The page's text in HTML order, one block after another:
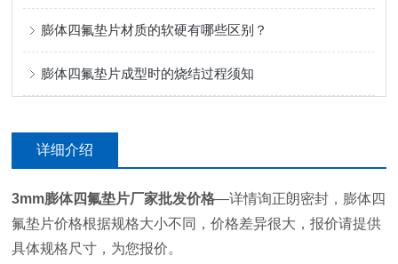
膨体四氟垫片材质的软硬有哪些区别？
膨体四氟垫片成型时的烧结过程须知
详细介绍
3mm膨体四氟垫片厂家批发价格—详情询正朗密封，膨体四
氟垫片价格根据规格大小不同，价格差异很大，报价请提供
具体规格尺寸，为您报价。